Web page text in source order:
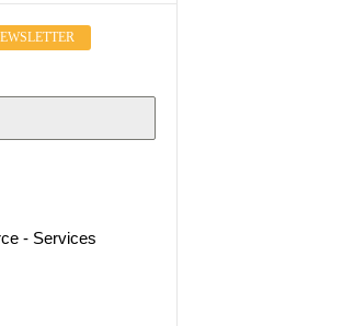
- Services